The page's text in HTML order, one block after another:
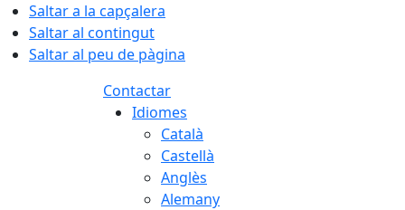
Saltar a la capçalera
Saltar al contingut
Saltar al peu de pàgina
Contactar
Idiomes
Català
Castellà
Anglès
Alemany